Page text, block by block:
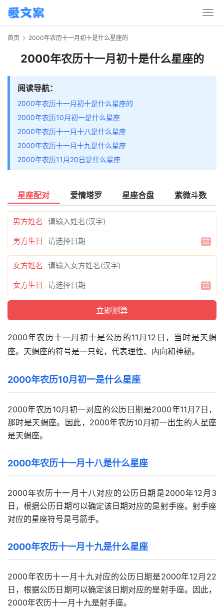
首页 2000年农历十一月初十是什么星座的
2000年农历十一月初十是什么星座的
阅读导航：
2000年农历十一月初十是什么星座的
2000年农历10月初一是什么星座
2000年农历十一月十八是什么星座
2000年农历十一月十九是什么星座
2000年农历11月20日是什么星座
星座配对 爱情塔罗 星座合盘 紫微斗数
男方姓名
男方生日
女方姓名
女方生日
2000年农历十一月初十是公历的11月12日，当时是天蝎
座。天蝎座的符号是一只蛇，代表理性、内向和神秘。
2000年农历10月初一是什么星座
2000年农历10月初一对应的公历日期是2000年11月7日，
那时是天蝎座。因此，2000年农历10月初一出生的人星座
是天蝎座。
2000年农历十一月十八是什么星座
2000年农历十一月十八对应的公历日期是2000年12月3
日，根据公历日期可以确定该日期对应的是射手座。射手座
对应的星座符号是弓箭手。
2000年农历十一月十九是什么星座
2000年农历十一月十九对应的公历日期是2000年12月22
日，根据公历日期可以确定该日期对应的是射手座。因此，
2000年农历十一月十九是射手座。